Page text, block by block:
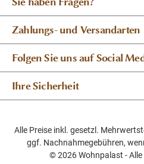
Zahlungs- und Versandarten
Folgen Sie uns auf Social
Ihre Sicherheit
Alle Preise inkl. gesetzl.
ggf. Nachnahmegebühren,
© 2026 Wohnpalast -